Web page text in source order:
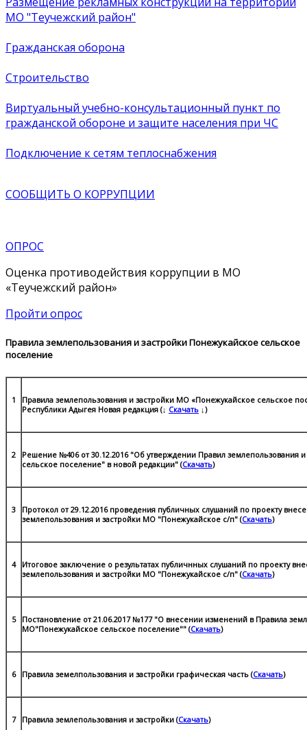
МО "Теучежский район"
Гражданская оборона
Строительство
Виртуальный учебно-консультационный пункт по
гражданской обороне и защите населения при ЧС
Подключение к сетям теплоснабжения
СООБЩИТЬ О КОРРУПЦИИ
ОПРОС
Оценка противодействия коррупции в МО
«Теучежский район»
Пройти опрос
Правила землепользования и застройки Понежукайское сельское
поселение
1
Правила землепользования и застройки МО «Понежукайское сельское
Республики Адыгея Новая редакция (↓ Скачать ↓)
2
Решение №406 от 30.12.2016 "Об утверждении Правил землепользования
сельское поселение" в новой редакции" (Скачать)
3
Протокол от 29.12.2016 проведения публичных слушаний по проекту
землепользования и застройки МО "Понежукайское с/п" (Скачать)
4
Итоговое заключение о результатах публичнных слушаний по проекту
землепользования и застройки МО "Понежукайское с/п" (Скачать)
5
Постановление от 21.06.2017 №177 "О внесении изменений в Правила
МО"Понежукайское сельское поселение"" (Скачать)
6 Правила земелпользования и застройки графическая часть (Скачать)
7 Правила землепользования и застройки (Скачать)